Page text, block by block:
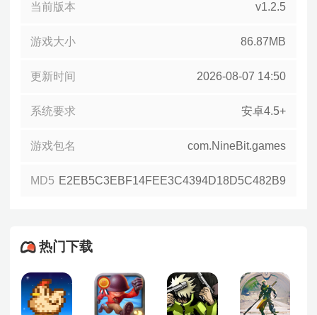
当前版本 v1.2.5
游戏大小 86.87MB
更新时间 2026-08-07 14:50
系统要求 安卓4.5+
游戏包名 com.NineBit.games
MD5 E2EB5C3EBF14FEE3C4394D18D5C482B9
热门下载